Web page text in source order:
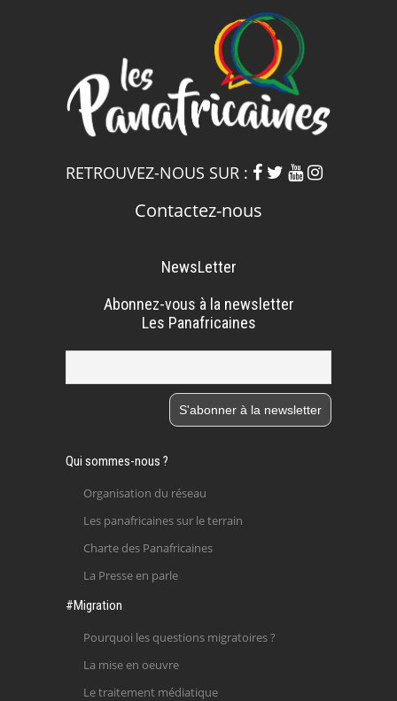
RETROUVEZ-NOUS SUR :
Contactez-nous
NewsLetter
Abonnez-vous à la newsletter
Les Panafricaines
Qui sommes-nous ?
Organisation du réseau
Les panafricaines sur le terrain
Charte des Panafricaines
La Presse en parle
#Migration
Pourquoi les questions migratoires ?
La mise en oeuvre
Le traitement médiatique